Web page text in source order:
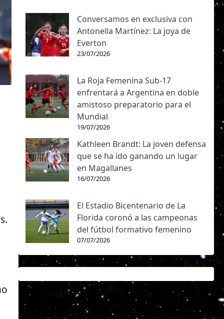
Conversamos en exclusiva con
Antonella Martínez: La joya de
Everton
23/07/2026
La Roja Femenina Sub-17
enfrentará a Argentina en doble
amistoso preparatorio para el
Mundial
19/07/2026
Kathleen Brandt: La joven defensa
que se ha ido ganando un lugar
en Magallanes
16/07/2026
El Estadio Bicentenario de La
Florida coronó a las campeonas
del fútbol formativo femenino
07/07/2026